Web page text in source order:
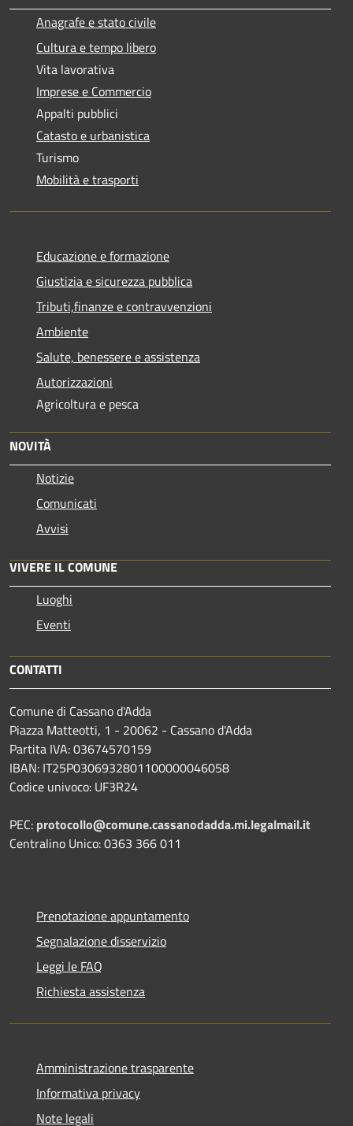
Anagrafe e stato civile
Cultura e tempo libero
Vita lavorativa
Imprese e Commercio
Appalti pubblici
Catasto e urbanistica
Turismo
Mobilità e trasporti
Educazione e formazione
Giustizia e sicurezza pubblica
Tributi,finanze e contravvenzioni
Ambiente
Salute, benessere e assistenza
Autorizzazioni
Agricoltura e pesca
NOVITÀ
Notizie
Comunicati
Avvisi
VIVERE IL COMUNE
Luoghi
Eventi
CONTATTI
Comune di Cassano d'Adda
Piazza Matteotti, 1 - 20062 - Cassano d'Adda
Partita IVA: 03674570159
IBAN: IT25P0306932801100000046058
Codice univoco: UF3R24
PEC: protocollo@comune.cassanodadda.mi.legalmail.it
Centralino Unico: 0363 366 011
Prenotazione appuntamento
Segnalazione disservizio
Leggi le FAQ
Richiesta assistenza
Amministrazione trasparente
Informativa privacy
Note legali